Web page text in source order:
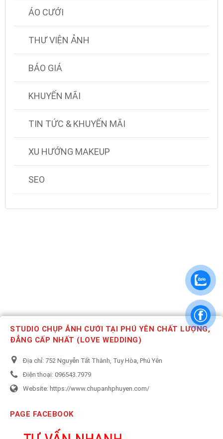
ÁO CƯỚI
THƯ VIỆN ẢNH
BÁO GIÁ
KHUYẾN MÃI
TIN TỨC & KHUYẾN MÃI
XU HƯỚNG MAKEUP
SEO
STUDIO CHỤP ẢNH CƯỚI TẠI PHÚ YÊN CHẤT LƯỢNG,
ĐẲNG CẤP NHẤT (LOVE WEDDING)
Địa chỉ: 752 Nguyễn Tất Thành, Tuy Hòa, Phú Yên
Điện thoại: 096543.7979
Website: https://www.chupanhphuyen.com/
PAGE FACEBOOK